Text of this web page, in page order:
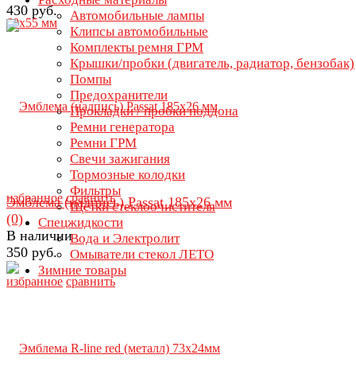
Автомобильные лампы
Клипсы автомобильные
Комплекты ремня ГРМ
Крышки/пробки (двигатель, радиатор, бензобак)
Помпы
Предохранители
Прокладки / пробки поддона
Ремни генератора
Ремни ГРМ
Свечи зажигания
Тормозные колодки
Фильтры
Щетки стеклоочистителя
Спецжидкости
Вода и Электролит
Омыватели стекол ЛЕТО
Зимние товары
избранное сравнить
430 руб.
избранное сравнить
Эмблема (надпись) Passat 185x26 мм
(0)
В наличии
350 руб.